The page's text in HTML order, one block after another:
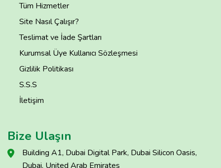
Tüm Hizmetler
Site Nasıl Çalışır?
Teslimat ve İade Şartları
Kurumsal Üye Kullanıcı Sözleşmesi
Gizlilik Politikası
S.S.S
İletişim
Bize Ulaşın
Building A1, Dubai Digital Park, Dubai Silicon Oasis,
Dubai, United Arab Emirates